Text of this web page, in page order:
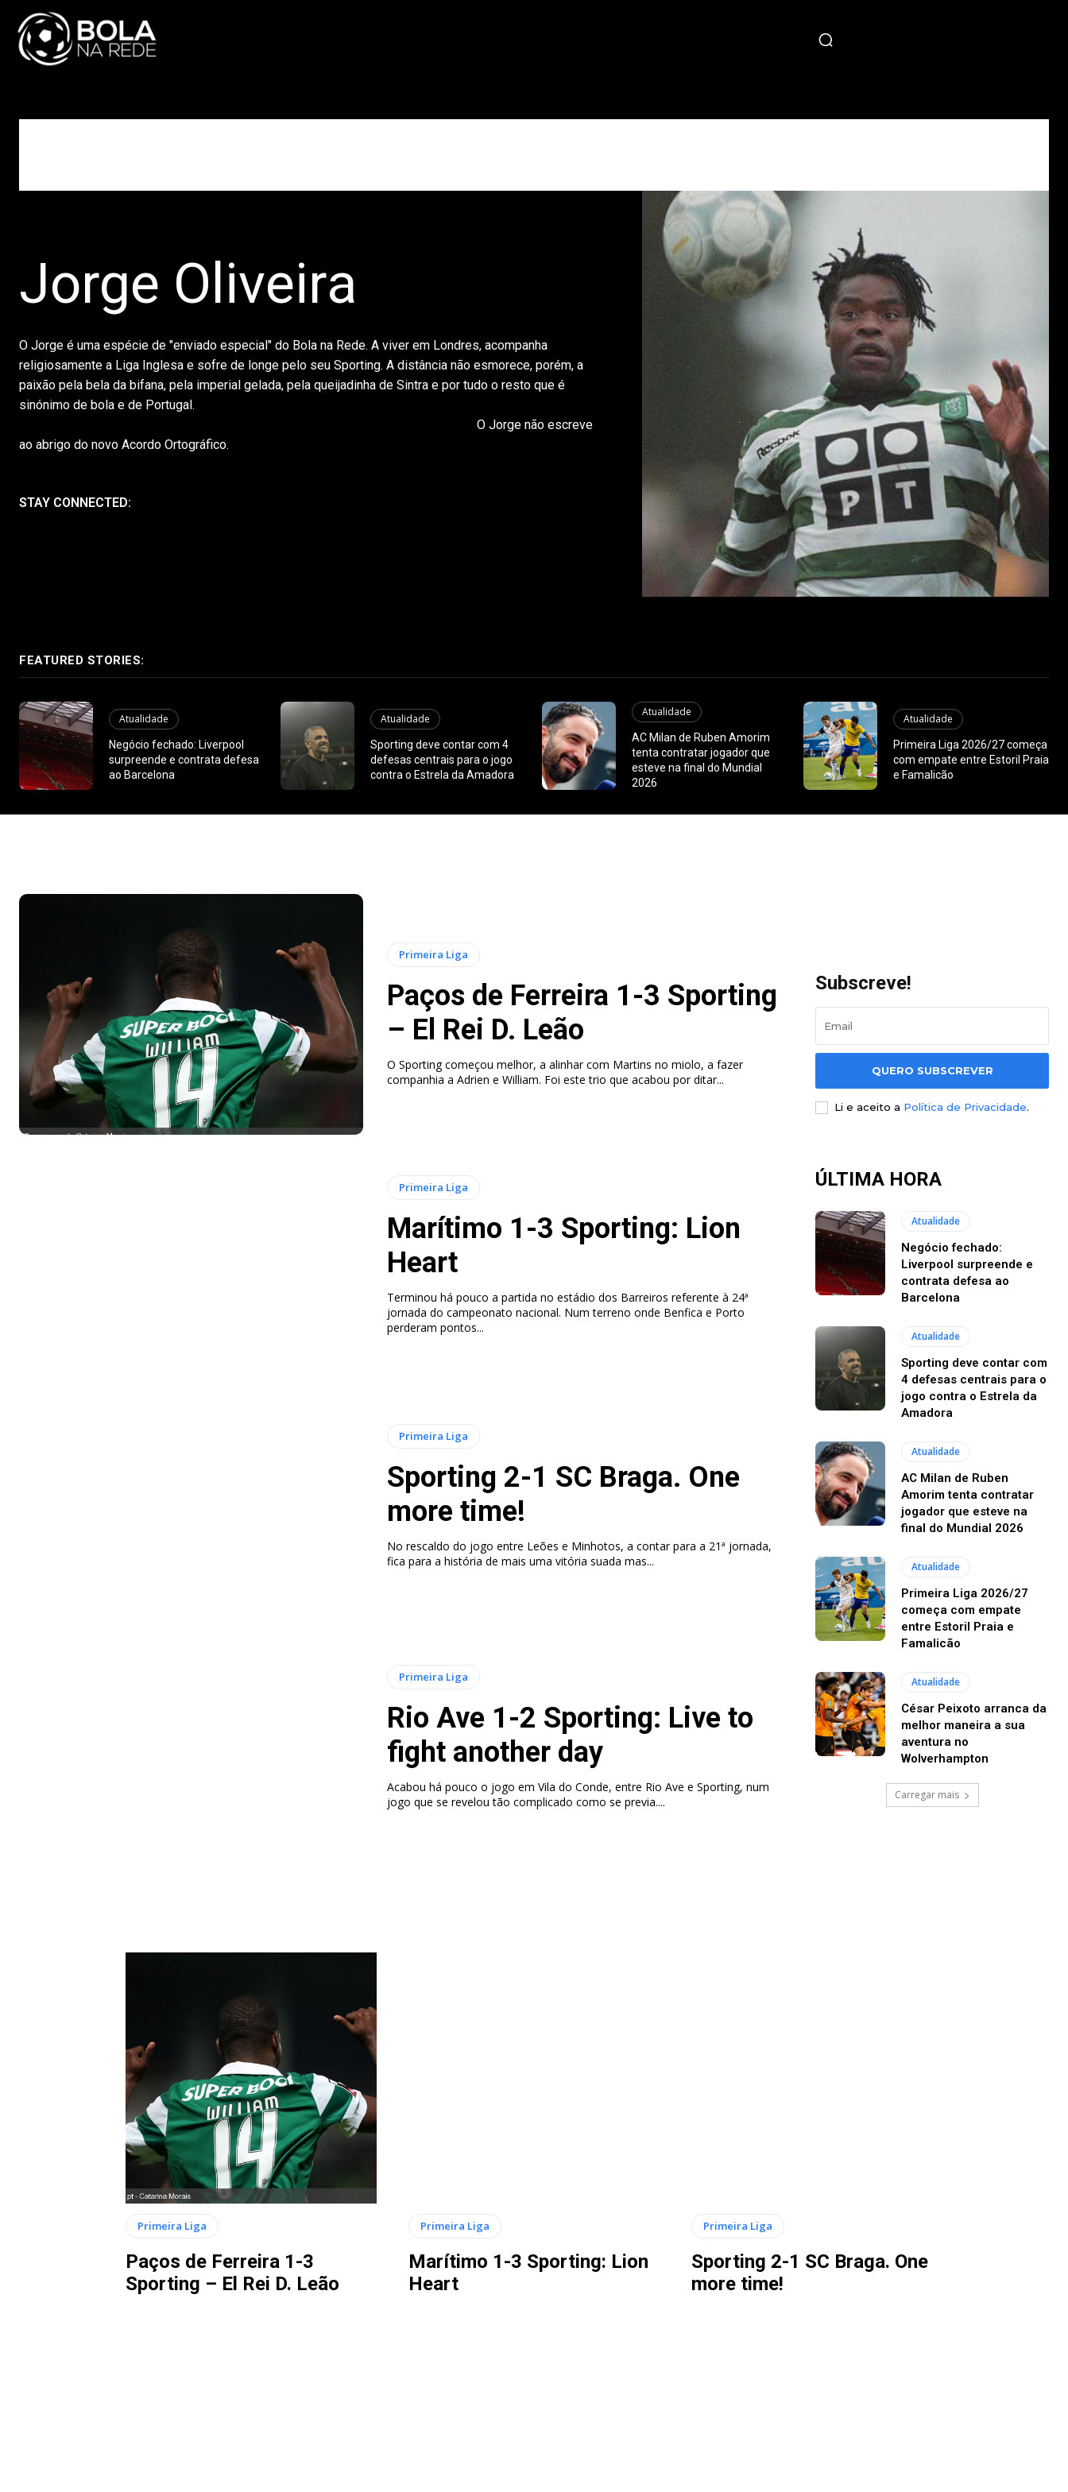
Jorge Oliveira
O Jorge é uma espécie de "enviado especial" do Bola na Rede. A viver em Londres, acompanha
religiosamente a Liga Inglesa e sofre de longe pelo seu Sporting. A distância não esmorece, porém, a
paixão pela bela da bifana, pela imperial gelada, pela queijadinha de Sintra e por tudo o resto que é
sinónimo de bola e de Portugal.
O Jorge não escreve
ao abrigo do novo Acordo Ortográfico.
STAY CONNECTED:
FEATURED STORIES:
Atualidade
Negócio fechado: Liverpool
surpreende e contrata defesa
ao Barcelona
Atualidade
Sporting deve contar com 4
defesas centrais para o jogo
contra o Estrela da Amadora
Atualidade
AC Milan de Ruben Amorim
tenta contratar jogador que
esteve na final do Mundial
2026
Atualidade
Primeira Liga 2026/27 começa
com empate entre Estoril Praia
e Famalicão
Primeira Liga
Paços de Ferreira 1-3 Sporting
– El Rei D. Leão
O Sporting começou melhor, a alinhar com Martins no miolo, a fazer
companhia a Adrien e William. Foi este trio que acabou por ditar...
Primeira Liga
Marítimo 1-3 Sporting: Lion
Heart
Terminou há pouco a partida no estádio dos Barreiros referente à 24ª
jornada do campeonato nacional. Num terreno onde Benfica e Porto
perderam pontos...
Primeira Liga
Sporting 2-1 SC Braga. One
more time!
No rescaldo do jogo entre Leões e Minhotos, a contar para a 21ª jornada,
fica para a história de mais uma vitória suada mas...
Primeira Liga
Rio Ave 1-2 Sporting: Live to
fight another day
Acabou há pouco o jogo em Vila do Conde, entre Rio Ave e Sporting, num
jogo que se revelou tão complicado como se previa....
Subscreve!
QUERO SUBSCREVER
Li e aceito a Política de Privacidade.
ÚLTIMA HORA
Atualidade
Negócio fechado:
Liverpool surpreende e
contrata defesa ao
Barcelona
Atualidade
Sporting deve contar com
4 defesas centrais para o
jogo contra o Estrela da
Amadora
Atualidade
AC Milan de Ruben
Amorim tenta contratar
jogador que esteve na
final do Mundial 2026
Atualidade
Primeira Liga 2026/27
começa com empate
entre Estoril Praia e
Famalicão
Atualidade
César Peixoto arranca da
melhor maneira a sua
aventura no
Wolverhampton
Carregar mais
Primeira Liga
Paços de Ferreira 1-3
Sporting – El Rei D. Leão
Primeira Liga
Marítimo 1-3 Sporting: Lion
Heart
Primeira Liga
Sporting 2-1 SC Braga. One
more time!